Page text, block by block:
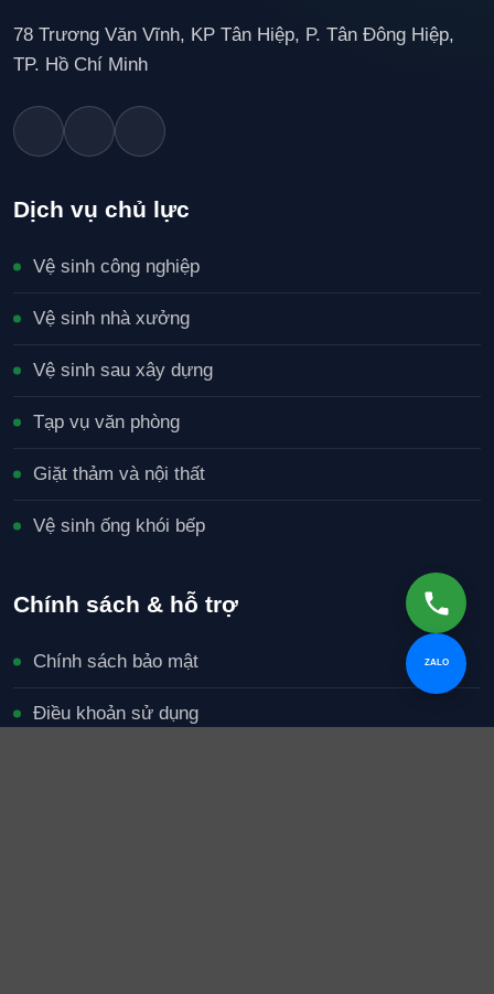
78 Trương Văn Vĩnh, KP Tân Hiệp, P. Tân Đông Hiệp,
TP. Hồ Chí Minh
Dịch vụ chủ lực
Vệ sinh công nghiệp
Vệ sinh nhà xưởng
Vệ sinh sau xây dựng
Tạp vụ văn phòng
Giặt thảm và nội thất
Vệ sinh ống khói bếp
Chính sách & hỗ trợ
Chính sách bảo mật
Điều khoản sử dụng
ZALO